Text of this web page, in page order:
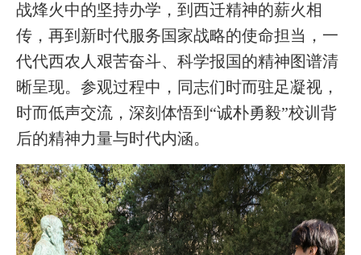
战烽火中的坚持办学，到西迁精神的薪火相
传，再到新时代服务国家战略的使命担当，一
代代西农人艰苦奋斗、科学报国的精神图谱清
晰呈现。参观过程中，同志们时而驻足凝视，
时而低声交流，深刻体悟到“诚朴勇毅”校训背
后的精神力量与时代内涵。